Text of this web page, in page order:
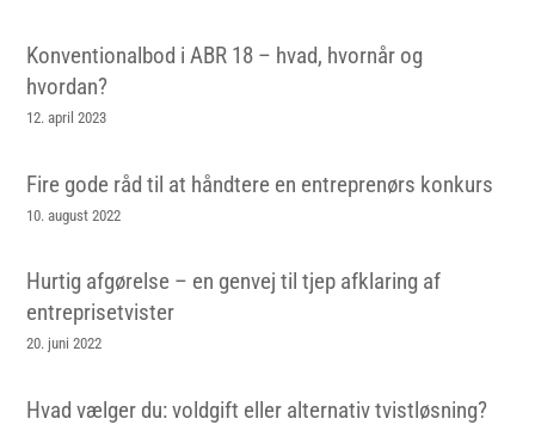
Konventionalbod i ABR 18 – hvad, hvornår og
hvordan?
12. april 2023
Fire gode råd til at håndtere en entreprenørs konkurs
10. august 2022
Hurtig afgørelse – en genvej til tjep afklaring af
entreprisetvister
20. juni 2022
Hvad vælger du: voldgift eller alternativ tvistløsning?